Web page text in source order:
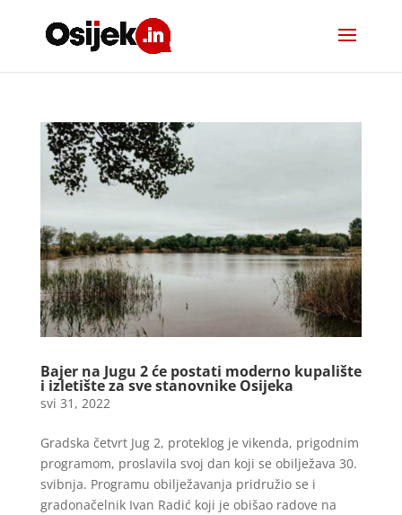
Bajer na Jugu 2 će postati moderno kupalište
i izletište za sve stanovnike Osijeka
svi 31, 2022
Gradska četvrt Jug 2, proteklog je vikenda, prigodnim
programom, proslavila svoj dan koji se obilježava 30.
svibnja. Programu obilježavanja pridružio se i
gradonačelnik Ivan Radić koji je obišao radove na